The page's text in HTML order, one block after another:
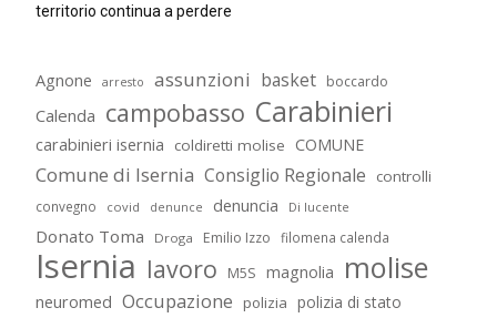
territorio continua a perdere
Agnone arresto assunzioni basket boccardo
Calenda campobasso Carabinieri
carabinieri isernia coldiretti molise COMUNE
Comune di Isernia Consiglio Regionale controlli
convegno covid denunce denuncia Di lucente
Donato Toma Droga Emilio Izzo filomena calenda
Isernia lavoro M5S magnolia molise
neuromed Occupazione polizia polizia di stato